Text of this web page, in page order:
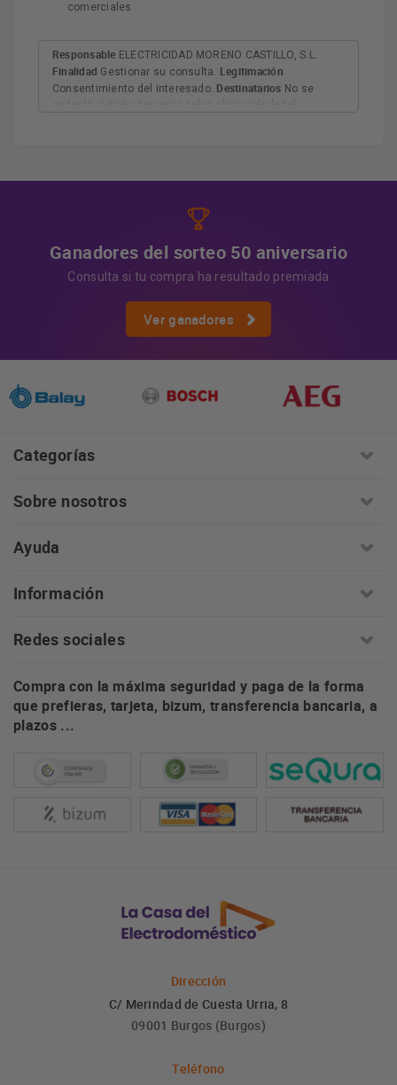
comerciales
Responsable ELECTRICIDAD MORENO CASTILLO, S.L.
Finalidad Gestionar su consulta. Legitimación
Consentimiento del interesado. Destinatarios No se
Ganadores del sorteo 50 aniversario
Consulta si tu compra ha resultado premiada
Ver ganadores
Categorías
Sobre nosotros
Ayuda
Información
Redes sociales
Compra con la máxima seguridad y paga de la forma
que prefieras, tarjeta, bizum, transferencia bancaria, a
plazos ...
Dirección
C/ Merindad de Cuesta Urria, 8
09001 Burgos (Burgos)
Teléfono